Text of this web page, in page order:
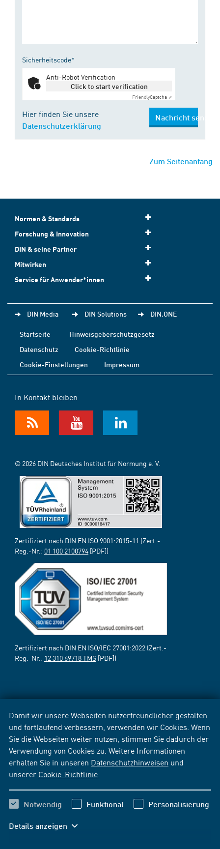
Damit wir unsere Webseiten nutzerfreundlicher gestalten
und fortlaufend verbessern, verwenden wir Cookies. Wenn
Sie die Webseiten weiter nutzen, stimmen Sie dadurch der
Verwendung von Cookies zu. Weitere Informationen
erhalten Sie in unseren Datenschutzhinweisen und
unserer Cookie-Richtlinie
Notwendig Funktional Personalisierung
Details anzeigen
Sicherheitscode*
Anti-Robot Verification
Click to start verification
FriendlyCaptcha ⇗
Hier finden Sie unsere
Datenschutzerklärung
Nachricht senden
Zum Seitenanfang
Normen & Standards
Forschung & Innovation
DIN & seine Partner
Mitwirken
Service für Anwender*innen
DIN Media DIN Solutions DIN.ONE
Startseite
Hinweisgeberschutzgesetz
Datenschutz
Cookie-Richtlinie
Cookie-Einstellungen
Impressum
In Kontakt bleiben
© 2026 DIN Deutsches Institut für Normung e. V.
Zertifiziert nach DIN EN ISO 9001:2015-11 (Zert.-
Reg.-Nr.: 01 100 2100794 [PDF])
Zertifiziert nach DIN EN ISO/IEC 27001:2022 (Zert.-
Reg.-Nr.: 12 310 69718 TMS [PDF])